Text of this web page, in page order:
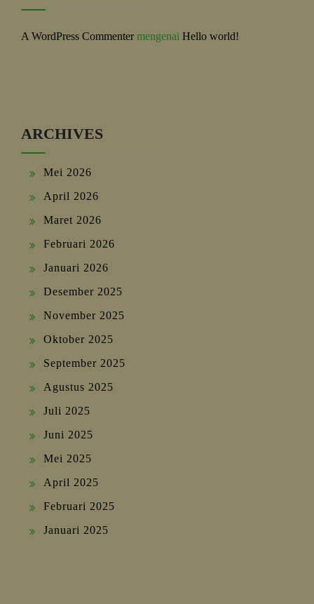
A WordPress Commentermengenai Hello world!
ARCHIVES
Mei 2026
April 2026
Maret 2026
Februari 2026
Januari 2026
Desember 2025
November 2025
Oktober 2025
September 2025
Agustus 2025
Juli 2025
Juni 2025
Mei 2025
April 2025
Februari 2025
Januari 2025